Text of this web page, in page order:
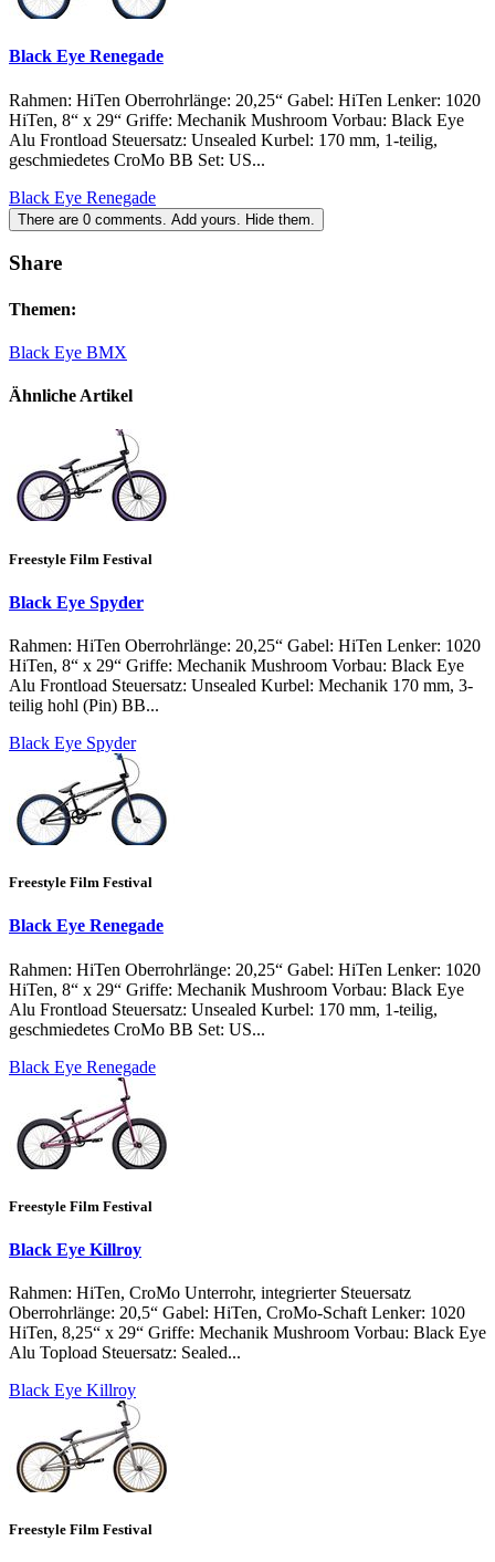
Black Eye Renegade
Rahmen: HiTen Oberrohrlänge: 20,25“ Gabel: HiTen Lenker: 1020
HiTen, 8“ x 29“ Griffe: Mechanik Mushroom Vorbau: Black Eye
Alu Frontload Steuersatz: Unsealed Kurbel: 170 mm, 1-teilig,
geschmiedetes CroMo BB Set: US...
Black Eye Renegade
There are 0 comments. Add yours. Hide them.
Share
Themen:
Black Eye BMX
Ähnliche Artikel
Freestyle Film Festival
Black Eye Spyder
Rahmen: HiTen Oberrohrlänge: 20,25“ Gabel: HiTen Lenker: 1020
HiTen, 8“ x 29“ Griffe: Mechanik Mushroom Vorbau: Black Eye
Alu Frontload Steuersatz: Unsealed Kurbel: Mechanik 170 mm, 3-
teilig hohl (Pin) BB...
Black Eye Spyder
Freestyle Film Festival
Black Eye Renegade
Rahmen: HiTen Oberrohrlänge: 20,25“ Gabel: HiTen Lenker: 1020
HiTen, 8“ x 29“ Griffe: Mechanik Mushroom Vorbau: Black Eye
Alu Frontload Steuersatz: Unsealed Kurbel: 170 mm, 1-teilig,
geschmiedetes CroMo BB Set: US...
Black Eye Renegade
Freestyle Film Festival
Black Eye Killroy
Rahmen: HiTen, CroMo Unterrohr, integrierter Steuersatz
Oberrohrlänge: 20,5“ Gabel: HiTen, CroMo-Schaft Lenker: 1020
HiTen, 8,25“ x 29“ Griffe: Mechanik Mushroom Vorbau: Black Eye
Alu Topload Steuersatz: Sealed...
Black Eye Killroy
Freestyle Film Festival